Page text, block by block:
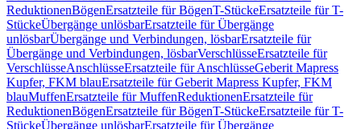
ReduktionenBögenErsatzteile für BögenT-StückeErsatzteile für T-
StückeÜbergänge unlösbarErsatzteile für Übergänge
unlösbarÜbergänge und Verbindungen, lösbarErsatzteile für
Übergänge und Verbindungen, lösbarVerschlüsseErsatzteile für
VerschlüsseAnschlüsseErsatzteile für AnschlüsseGeberit Mapress
Kupfer, FKM blauErsatzteile für Geberit Mapress Kupfer, FKM
blauMuffenErsatzteile für MuffenReduktionenErsatzteile für
ReduktionenBögenErsatzteile für BögenT-StückeErsatzteile für T-
StückeÜbergänge unlösbarErsatzteile für Übergänge